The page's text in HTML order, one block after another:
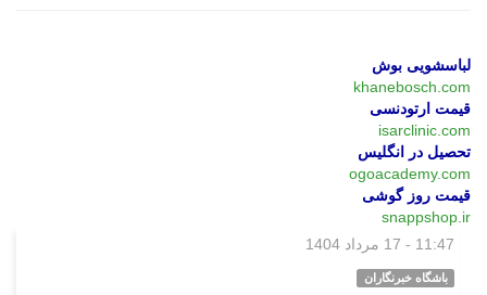
لباسشویی بوش
khanebosch.com
قیمت ارتودنسی
isarclinic.com
تحصیل در انگلیس
ogoacademy.com
قیمت روز گوشی
snappshop.ir
11:47 - 17 مرداد 1404
باشگاه خبرنگاران